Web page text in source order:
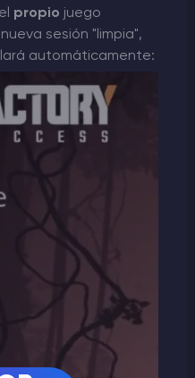
propio juego
sesión "limpia",
automáticamente: